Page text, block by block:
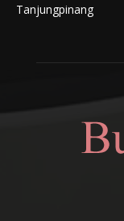
Tanjungpinang